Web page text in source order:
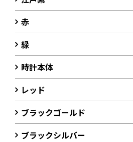
赤
緑
時計本体
レッド
ブラックゴールド
ブラックシルバー